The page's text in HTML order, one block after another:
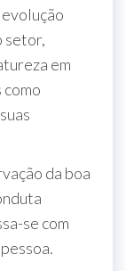
setor,
em
da boa
se com